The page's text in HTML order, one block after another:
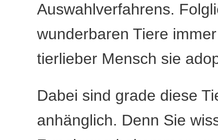
Auswahlverfahrens.
wunderbaren Tiere
tierlieber Mensch sie
Dabei sind grade diese
anhänglich. Denn Sie